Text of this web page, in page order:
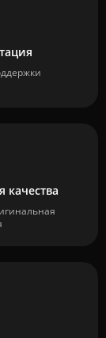
качества